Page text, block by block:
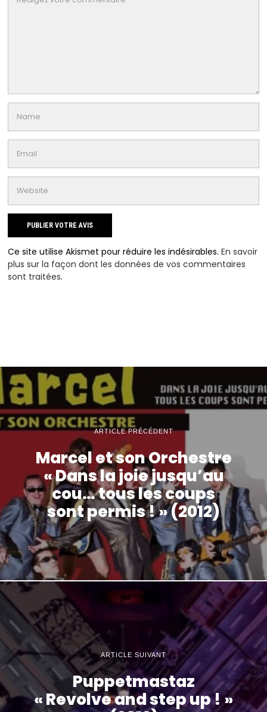
Ce site utilise Akismet pour réduire les indésirables.En savoir
plus sur la façon dont les données de vos commentaires
sont traitées.
ARTICLE PRÉCÉDENT
Marcel et son Orchestre
« Dans la joie jusqu’au
cou… tous les coups
sont permis ! » (2012)
ARTICLE SUIVANT
Puppetmastaz
« Revolve and step up ! »